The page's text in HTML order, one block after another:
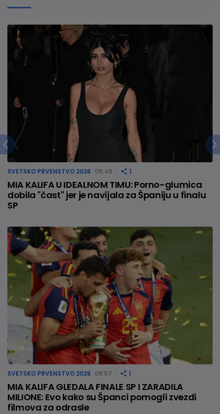
SVETSKO PRVENSTVO 2026 06:48 1
MIA KALIFA U IDEALNOM TIMU: Porno-glumica
dobila "čast" jer je navijala za Španiju u finalu
SP
SVETSKO PRVENSTVO 2026 09:57 1
MIA KALIFA GLEDALA FINALE SP I ZARADILA
MILIONE: Evo kako su Španci pomogli zvezdi
filmova za odrasle